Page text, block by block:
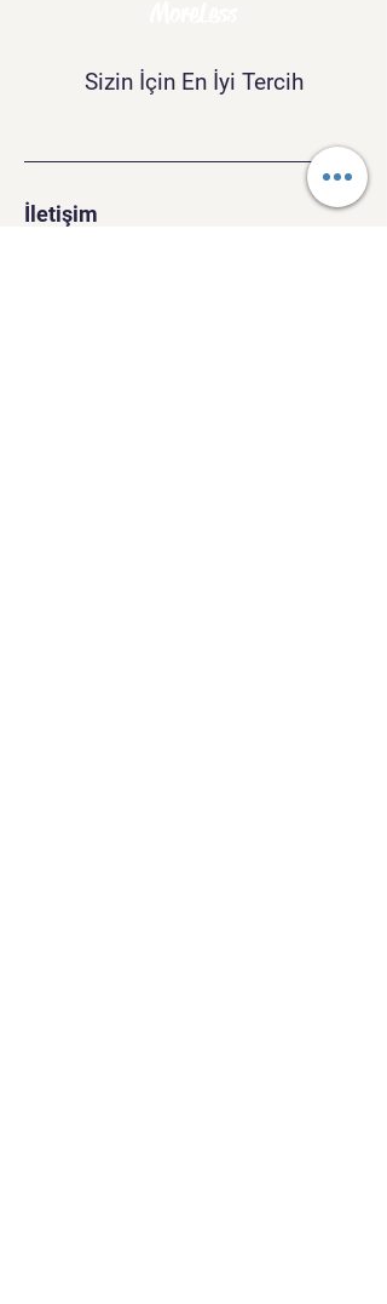
Sizin İçin En İyi Tercih
İletişim